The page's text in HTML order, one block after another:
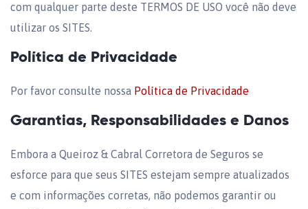
com qualquer parte deste TERMOS DE USO você não deve
utilizar os SITES.
Política de Privacidade
Por favor consulte nossa Política de Privacidade
Garantias, Responsabilidades e Danos
Embora a Queiroz & Cabral Corretora de Seguros se
esforce para que seus SITES estejam sempre atualizados
e com informações corretas, não podemos garantir ou